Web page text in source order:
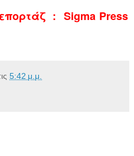
: Sigma Press
5:42 μ.μ.